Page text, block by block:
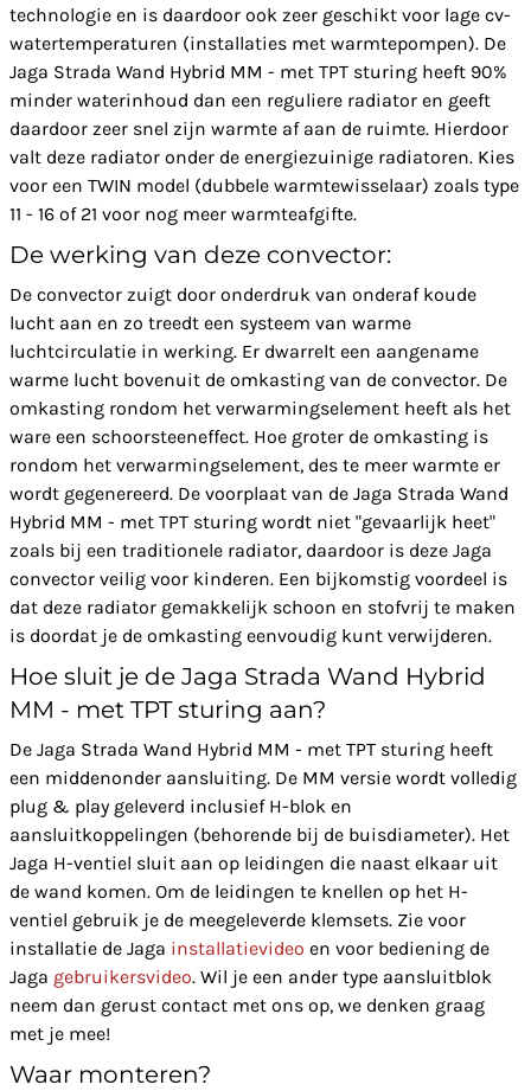
technologie en is daardoor ook zeer geschikt voor lage cv-
watertemperaturen (installaties met warmtepompen). De
Jaga Strada Wand Hybrid MM - met TPT sturing heeft 90%
minder waterinhoud dan een reguliere radiator en geeft
daardoor zeer snel zijn warmte af aan de ruimte. Hierdoor
valt deze radiator onder de energiezuinige radiatoren. Kies
voor een TWIN model (dubbele warmtewisselaar) zoals type
11 - 16 of 21 voor nog meer warmteafgifte.
De werking van deze convector:
De convector zuigt door onderdruk van onderaf koude
lucht aan en zo treedt een systeem van warme
luchtcirculatie in werking. Er dwarrelt een aangename
warme lucht bovenuit de omkasting van de convector. De
omkasting rondom het verwarmingselement heeft als het
ware een schoorsteeneffect. Hoe groter de omkasting is
rondom het verwarmingselement, des te meer warmte er
wordt gegenereerd. De voorplaat van de Jaga Strada Wand
Hybrid MM - met TPT sturing wordt niet "gevaarlijk heet"
zoals bij een traditionele radiator, daardoor is deze Jaga
convector veilig voor kinderen. Een bijkomstig voordeel is
dat deze radiator gemakkelijk schoon en stofvrij te maken
is doordat je de omkasting eenvoudig kunt verwijderen.
Hoe sluit je de Jaga Strada Wand Hybrid
MM - met TPT sturing aan?
De Jaga Strada Wand Hybrid MM - met TPT sturing heeft
een middenonder aansluiting. De MM versie wordt volledig
plug & play geleverd inclusief H-blok en
aansluitkoppelingen (behorende bij de buisdiameter). Het
Jaga H-ventiel sluit aan op leidingen die naast elkaar uit
de wand komen. Om de leidingen te knellen op het H-
ventiel gebruik je de meegeleverde klemsets. Zie voor
installatie de Jaga installatievideo en voor bediening de
Jaga gebruikersvideo. Wil je een ander type aansluitblok
neem dan gerust contact met ons op, we denken graag
met je mee!
Waar monteren?